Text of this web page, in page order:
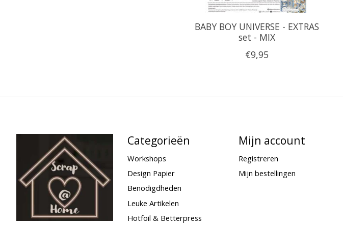
BABY BOY UNIVERSE - EXTRAS
set - MIX
€9,95
Categorieën
Workshops
Design Papier
Benodigdheden
Leuke Artikelen
Hotfoil & Betterpress
Mijn account
Registreren
Mijn bestellingen